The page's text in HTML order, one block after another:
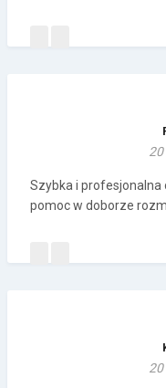
Szybka i profesjonalna
pomoc w doborze